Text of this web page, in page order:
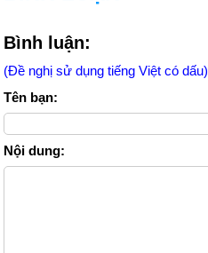
Bình luận:
(Đề nghị sử dụng tiếng Việt có dấu)
Tên bạn:
Nội dung: